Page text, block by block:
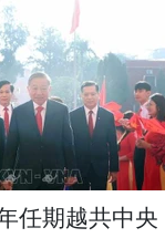
任期越共中央